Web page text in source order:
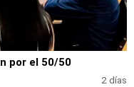
por el 50/50
2 días